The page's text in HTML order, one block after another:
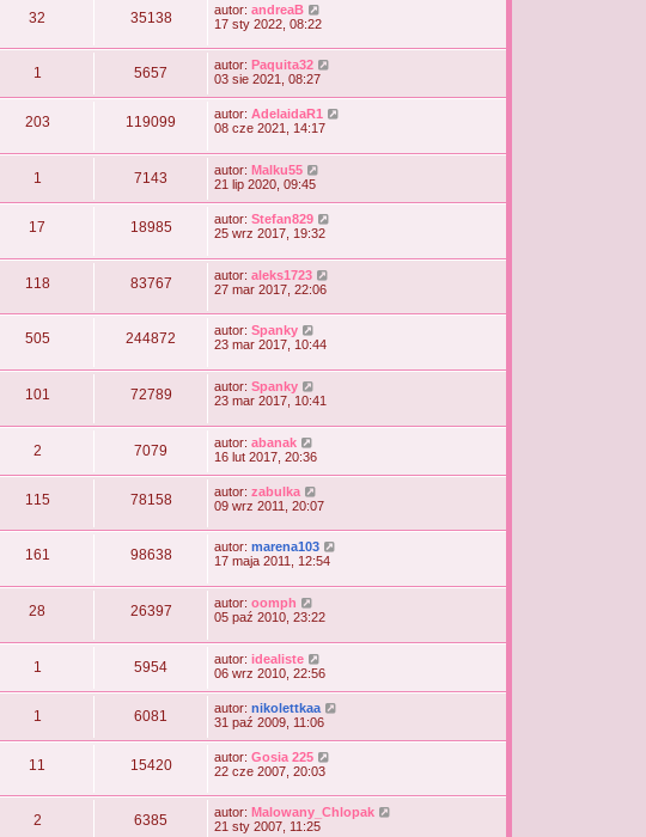
32 35138 autor: andreaB
17 sty 2022, 08:22
1 5657 autor: Paquita32
03 sie 2021, 08:27
203 119099 autor: AdelaidaR1
08 cze 2021, 14:17
1 7143 autor: Malku55
21 lip 2020, 09:45
17 18985 autor: Stefan829
25 wrz 2017, 19:32
118 83767 autor: aleks1723
27 mar 2017, 22:06
505 244872 autor: Spanky
23 mar 2017, 10:44
101 72789 autor: Spanky
23 mar 2017, 10:41
2 7079 autor: abanak
16 lut 2017, 20:36
115 78158 autor: zabulka
09 wrz 2011, 20:07
161 98638 autor: marena103
17 maja 2011, 12:54
28 26397 autor: oomph
05 paź 2010, 23:22
1 5954 autor: idealiste
06 wrz 2010, 22:56
1 6081 autor: nikolettkaa
31 paź 2009, 11:06
11 15420 autor: Gosia 225
22 cze 2007, 20:03
2 6385 autor: Malowany_Chlopak
21 sty 2007, 11:25